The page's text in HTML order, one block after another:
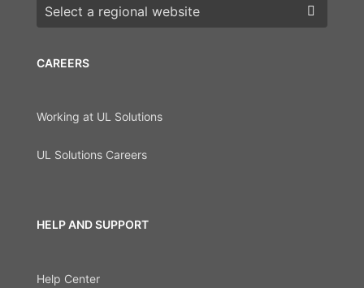
CAREERS
Working at UL Solutions
UL Solutions Careers
HELP AND SUPPORT
Help Center
Choose a region